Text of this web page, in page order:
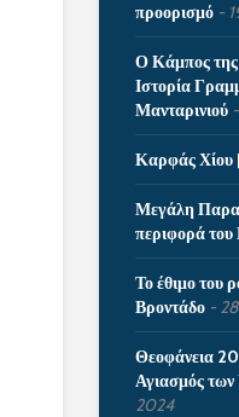
προορισμό
Ο Κάμπος
Ιστορία
Μανταρινιού
Καρφάς
Μεγάλη
περιφορά του
Το έθιμο του
Βροντάδο
Θεοφάνεια
Αγιασμός
2024